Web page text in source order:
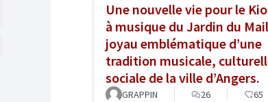
Une nouvelle vie pour le
à musique du Jardin du
joyau emblématique d’une
tradition musicale,
sociale de la ville d’Angers.
GRAPPIN 26 65